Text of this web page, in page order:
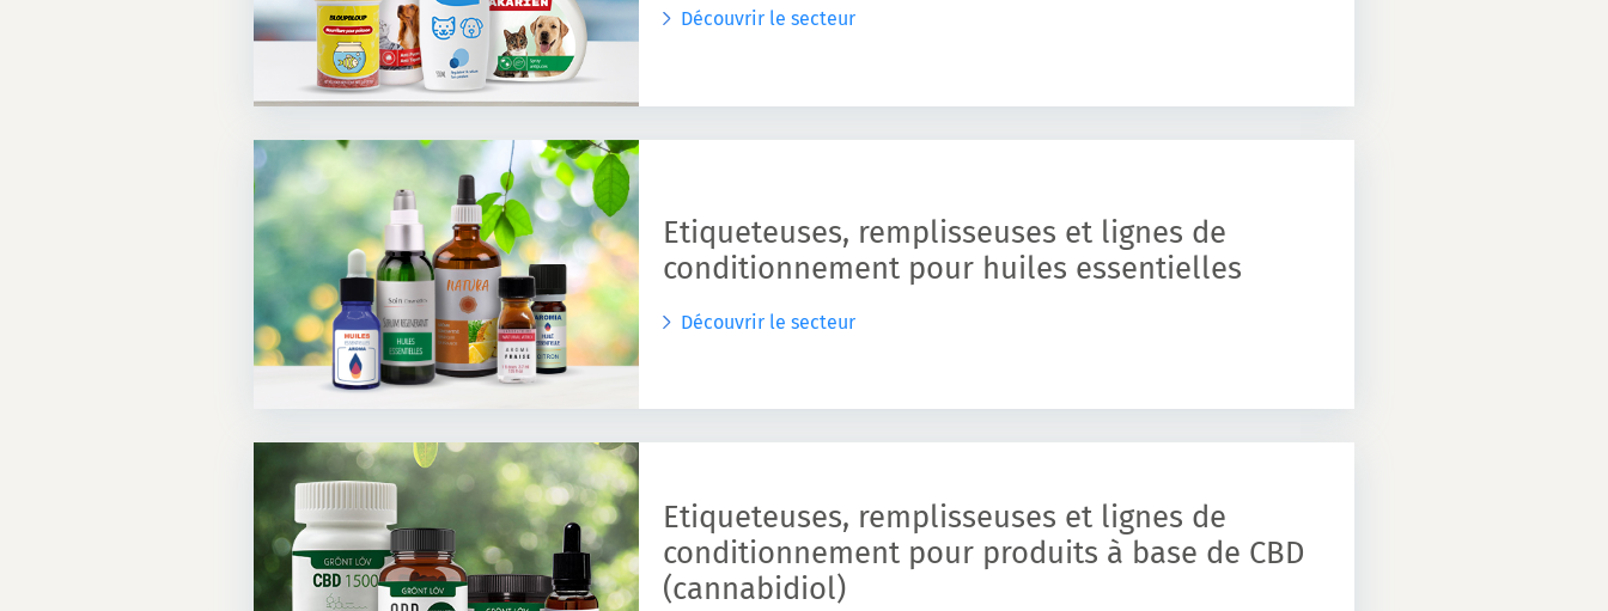
Découvrir le secteur
Etiqueteuses, remplisseuses et lignes de
conditionnement pour huiles essentielles
Découvrir le secteur
Etiqueteuses, remplisseuses et lignes de
conditionnement pour produits à base de CBD
(cannabidiol)